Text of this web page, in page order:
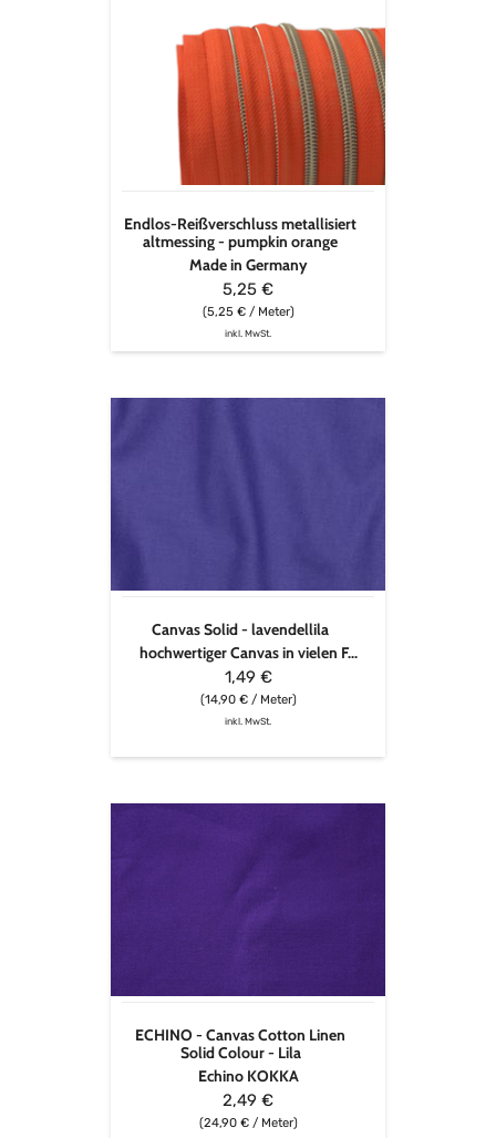
Reißverschluss
metallisiert
altmessing
pumpkin
Endlos-Reißverschluss metallisiert
altmessing - pumpkin orange
Made in Germany
5,25 €
(5,25 € / Meter)
inkl. MwSt.
Canvas Solid - lavendellila
hochwertiger Canvas in vielen F...
1,49 €
(14,90 € / Meter)
inkl. MwSt.
Lila
ECHINO - Canvas Cotton Linen
Solid Colour - Lila
Echino KOKKA
2,49 €
(24,90 € / Meter)